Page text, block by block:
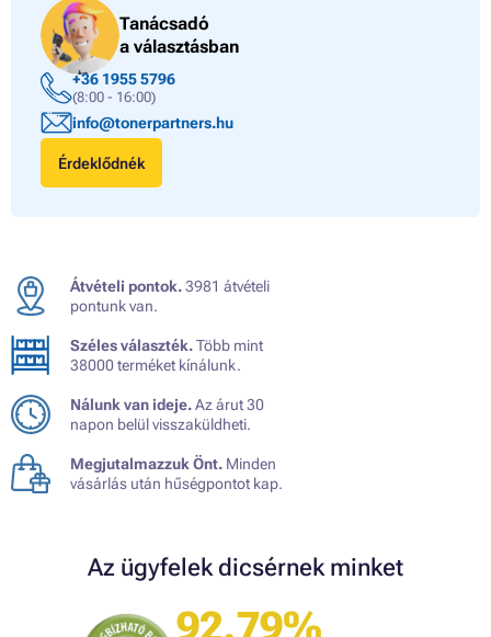
Tanácsadó
a választásban
+36 1955 5796
(8:00 - 16:00)
info@tonerpartners.hu
Érdeklődnék
Átvételi pontok.3981 átvételi
pontunk van.
Széles választék.Több mint
38000 terméket kínálunk.
Nálunk van ideje.Az árut 30
napon belül visszaküldheti.
Megjutalmazzuk Önt. Minden
vásárlás után hűségpontot kap.
Az ügyfelek dicsérnek minket